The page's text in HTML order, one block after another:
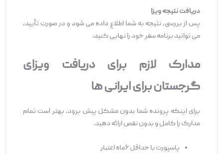
دریافت نتیجه ویزا
پس از بررسی، نتیجه به شما اطلاع داده می ‌شود و در صورت تأیید،
می‌ توانید برنامه سفر خود را نهایی کنید.
مدارک لازم برای دریافت ویزای
گرجستان برای ایرانی ‌ها
برای اینکه پرونده شما بدون مشکل پیش برود، بهتر است تمام
مدارک را کامل و بدون نقص ارائه دهید.
پاسپورت با حداقل ۶ماه اعتبار